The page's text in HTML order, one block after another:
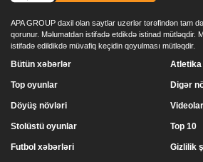
APA GROUP daxil olan saytlar uzerlər tərəfindən tam
qorunur. Məlumatdan istifadə etdikdə istinad mütləqdir.
istifadə edildikdə müvafiq keçidin qoyulması mütləqdir.
Bütün xəbərlər
Top oyunlar
Döyüş növləri
Stolüstü oyunlar
Atletika
Digər
Videolar
Top 10
Futbol xəbərləri Gizlilik